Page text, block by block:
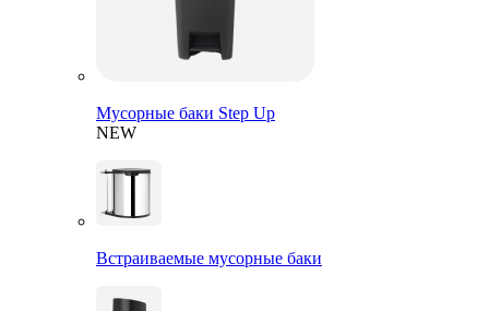
Мусорные баки Step Up
NEW
Встраиваемые мусорные баки